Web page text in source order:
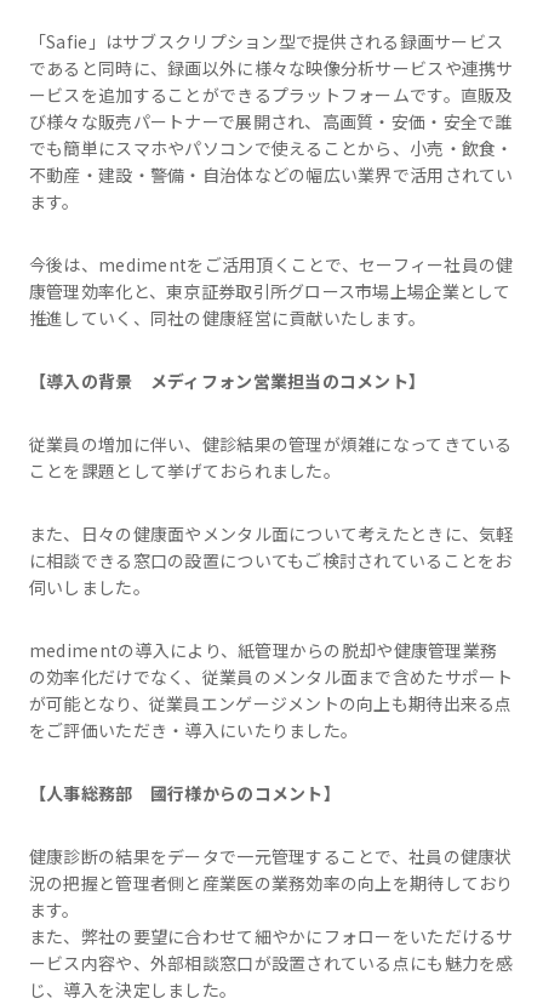
「Safie」はサブスクリプション型で提供される録画サービス
であると同時に、録画以外に様々な映像分析サービスや連携サ
ービスを追加することができるプラットフォームです。直販及
び様々な販売パートナーで展開され、高画質・安価・安全で誰
でも簡単にスマホやパソコンで使えることから、小売・飲食・
不動産・建設・警備・自治体などの幅広い業界で活用されてい
ます。
今後は、medimentをご活用頂くことで、セーフィー社員の健
康管理効率化と、東京証券取引所グロース市場上場企業として
推進していく、同社の健康経営に貢献いたします。
【導入の背景 メディフォン営業担当のコメント】
従業員の増加に伴い、健診結果の管理が煩雑になってきている
ことを課題として挙げておられました。
また、日々の健康面やメンタル面について考えたときに、気軽
に相談できる窓口の設置についてもご検討されていることをお
伺いしました。
medimentの導入により、紙管理からの脱却や健康管理業務
の効率化だけでなく、従業員のメンタル面まで含めたサポート
が可能となり、従業員エンゲージメントの向上も期待出来る点
をご評価いただき・導入にいたりました。
【人事総務部 國行様からのコメント】
健康診断の結果をデータで一元管理することで、社員の健康状
況の把握と管理者側と産業医の業務効率の向上を期待しており
ます。
また、弊社の要望に合わせて細やかにフォローをいただけるサ
ービス内容や、外部相談窓口が設置されている点にも魅力を感
じ、導入を決定しました。